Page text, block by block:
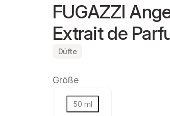
FUGAZZI
Extrait de
Düfte
Größe
50 ml